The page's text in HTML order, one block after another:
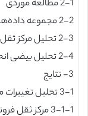
2-1 مطالعه موردی
2-2 مجموعه داده‌های موجود
2-3 تحلیل مرکز ثقل
2-4 تحلیل بیضی انحرافی استاندارد
3- نتایج
3-1 تحلیل تغییرات مرکز ثقل
3-1-1 مرکز ثقل فرونشست زمین